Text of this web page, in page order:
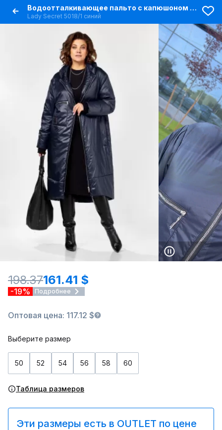
Водоотталкивающее пальто с капюшоном и утеплителем
Lady Secret 5018/1 синий
198.37161.41 $
-19% Подробнее
Оптовая цена: 117.12 $
Выберите размер
50 52 54 56 58 60
Таблица размеров
Эти размеры есть в OUTLET по цене